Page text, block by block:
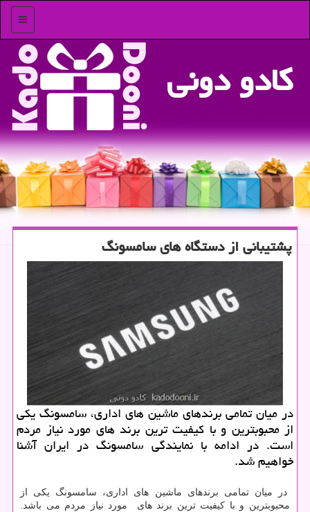
منو
كادو دونی
پشتیبانی از دستگاه های سامسونگ
در میان تمامی برندهای ماشین های اداری، سامسونگ یكی
از محبوبترین و با كیفیت ترین برند های مورد نیاز مردم
است. در ادامه با نمایندگی سامسونگ در ایران آشنا
خواهیم شد.
در میان تمامی برندهای ماشین های اداری، سامسونگ یکی از
محبوبترین و با کیفیت ترین برند های مورد نیاز مردم می باشد.